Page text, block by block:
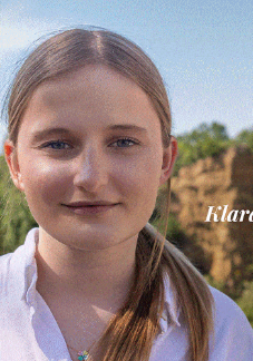
Scomparso da una
Fiorentino l’uomo che
Levane nel 2020
Articolo precedente
Turno di Promozione con Bucinese in
casa e Castelnuovese in trasferta
Ultime Notizie